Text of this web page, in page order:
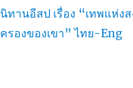
นิทานอีสป เรื่อง “เทพแห่ง
ครองของเขา” ไทย-Eng